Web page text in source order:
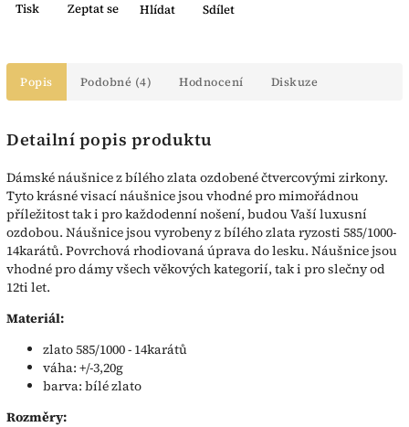
Tisk Zeptat se Hlídat Sdílet
Popis Podobné (4) Hodnocení Diskuze
Detailní popis produktu
Dámské náušnice z bílého zlata ozdobené čtvercovými zirkony.
Tyto krásné visací náušnice jsou vhodné pro mimořádnou
příležitost tak i pro každodenní nošení, budou Vaší luxusní
ozdobou. Náušnice jsou vyrobeny z bílého zlata ryzosti 585/1000-
14karátů. Povrchová rhodiovaná úprava do lesku. Náušnice jsou
vhodné pro dámy všech věkových kategorií, tak i pro slečny od
12ti let.
Materiál:
zlato 585/1000 - 14karátů
váha: +/-3,20g
barva: bílé zlato
Rozměry: